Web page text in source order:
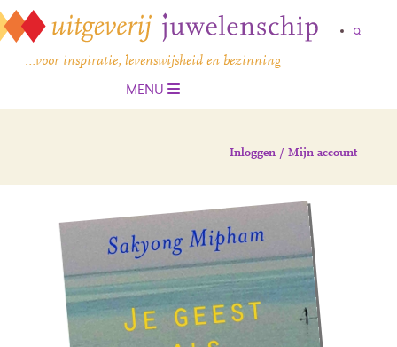
…voor inspiratie, levenswijsheid en bezinning
MENU
Inloggen / Mijn account